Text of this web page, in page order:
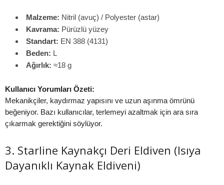
Malzeme: Nitril (avuç) / Polyester (astar)
Kavrama: Pürüzlü yüzey
Standart: EN 388 (4131)
Beden: L
Ağırlık: ≈18 g
Kullanıcı Yorumları Özeti:
Mekanikçiler, kaydırmaz yapısını ve uzun aşınma ömrünü
beğeniyor. Bazı kullanıcılar, terlemeyi azaltmak için ara sıra
çıkarmak gerektiğini söylüyor.
3. Starline Kaynakçı Deri Eldiven (Isıya
Dayanıklı Kaynak Eldiveni)